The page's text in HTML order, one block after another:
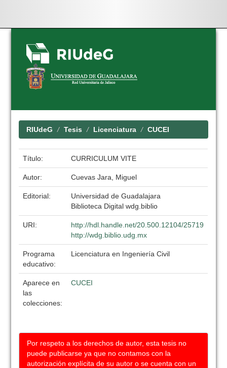
Skip
navigation
RIUdeG Tesis Licenciatura CUCEI
Título: CURRICULUM VITE
Autor: Cuevas Jara, Miguel
Editorial:
Universidad de Guadalajara
Biblioteca Digital wdg.biblio
URI:
http://hdl.handle.net/20.500.12104/25719
http://wdg.biblio.udg.mx
Programa
educativo:
Licenciatura en Ingeniería Civil
Aparece en
las
colecciones:
CUCEI
Por respeto a los derechos de autor, esta tesis no
puede publicarse ya que no contamos con la
autorización explícita de su autor o se cuenta con un